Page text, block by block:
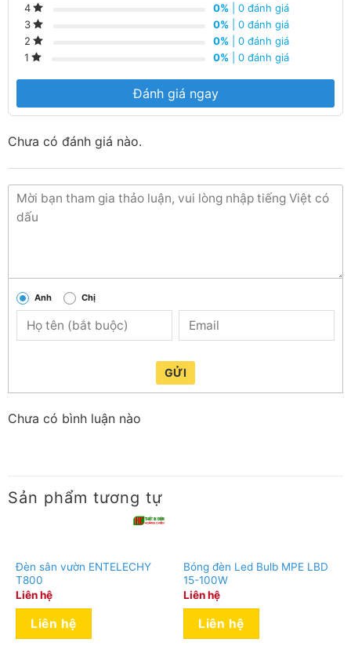
Nhận báo giá tốt nhất.
Hàng luôn có sẵn tại trong kho liên hệ ngay số
tư vấn báo giá chi tiết
từng loại sản phẩm và công xuất
4
0% | 0 đánh giá
3
0% | 0 đánh giá
2
0% | 0 đánh giá
1
0% | 0 đánh giá
Đánh giá ngay
Chưa có đánh giá nào.
Anh Chị
GỬI
Chưa có bình luận nào
Sản phẩm tương tự
Đèn sân vườn ENTELECHY
T800
Liên hệ
Liên hệ
Bóng đèn Led Bulb MPE LBD
15-100W
Liên hệ
Liên hệ